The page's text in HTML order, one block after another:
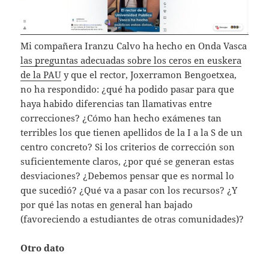
Mi compañera Iranzu Calvo ha hecho en Onda Vasca
las preguntas adecuadas sobre los ceros en euskera
de la PAU y que el rector, Joxerramon Bengoetxea,
no ha respondido: ¿qué ha podido pasar para que
haya habido diferencias tan llamativas entre
correcciones? ¿Cómo han hecho exámenes tan
terribles los que tienen apellidos de la I a la S de un
centro concreto? Si los criterios de corrección son
suficientemente claros, ¿por qué se generan estas
desviaciones? ¿Debemos pensar que es normal lo
que sucedió? ¿Qué va a pasar con los recursos? ¿Y
por qué las notas en general han bajado
(favoreciendo a estudiantes de otras comunidades)?
Otro dato